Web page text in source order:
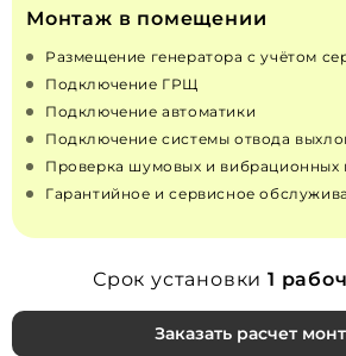
Монтаж в помещении
Размещение генератора с учётом
Подключение ГРЩ
Подключение автоматики
Подключение системы отвода
Проверка шумовых и вибрационных
Гарантийное и сервисное
Срок установки 1
Заказать расчет